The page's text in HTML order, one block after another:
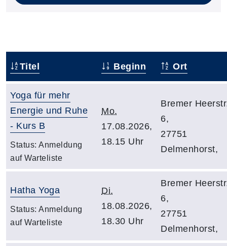
Titel Beginn Ort
Yoga für mehr
Energie und Ruhe
- Kurs B
Status: Anmeldung
auf Warteliste
Mo.
17.08.2026,
18.15 Uhr
Bremer
6,
27751
Delmenhorst,
Hatha Yoga
Status: Anmeldung
auf Warteliste
Di.
18.08.2026,
18.30 Uhr
Bremer
6,
27751
Delmenhorst,